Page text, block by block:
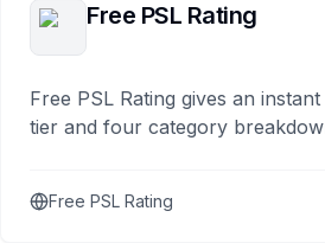
Free PSL Rating
Free PSL Rating gives an
tier and four category
Free PSL Rating